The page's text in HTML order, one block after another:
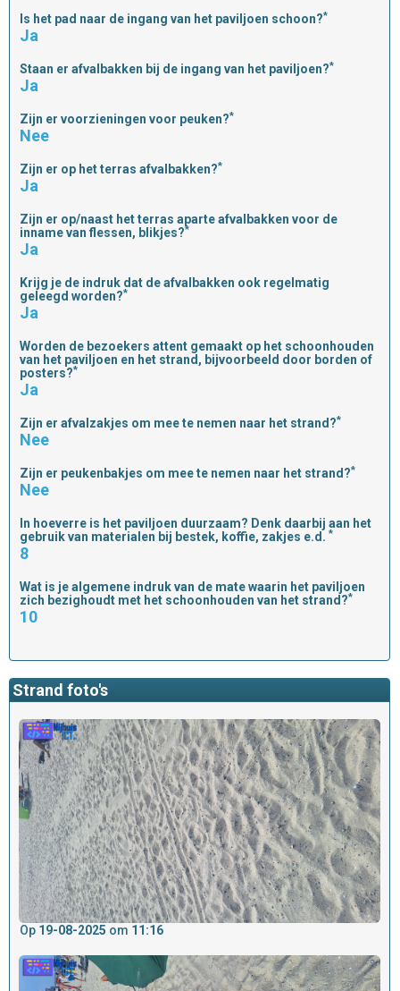
Is het pad naar de ingang van het paviljoen schoon?*
Ja
Staan er afvalbakken bij de ingang van het paviljoen?*
Ja
Zijn er voorzieningen voor peuken?*
Nee
Zijn er op het terras afvalbakken?*
Ja
Zijn er op/naast het terras aparte afvalbakken voor de
inname van flessen, blikjes?*
Ja
Krijg je de indruk dat de afvalbakken ook regelmatig
geleegd worden?*
Ja
Worden de bezoekers attent gemaakt op het schoonhouden
van het paviljoen en het strand, bijvoorbeeld door borden of
posters?*
Ja
Zijn er afvalzakjes om mee te nemen naar het strand?*
Nee
Zijn er peukenbakjes om mee te nemen naar het strand?*
Nee
In hoeverre is het paviljoen duurzaam? Denk daarbij aan het
gebruik van materialen bij bestek, koffie, zakjes e.d. *
8
Wat is je algemene indruk van de mate waarin het paviljoen
zich bezighoudt met het schoonhouden van het strand?*
10
Strand foto's
Op 19-08-2025 om 11:16